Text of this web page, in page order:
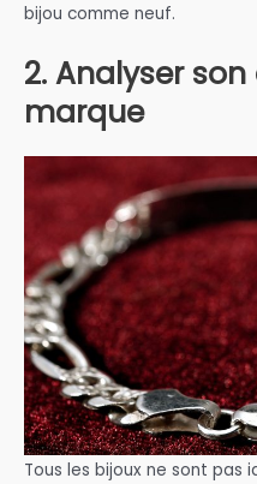
bijou comme neuf.
2. Analyser
marque
Tous les bijoux ne sont pas